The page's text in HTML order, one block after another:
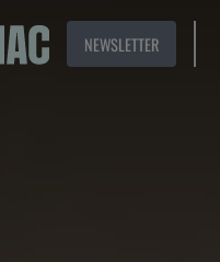
NEWSLETTER